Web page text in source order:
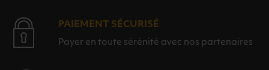
PAIEMENT SÉCURISÉ
Payer en toute sérénité avec nos partenaires